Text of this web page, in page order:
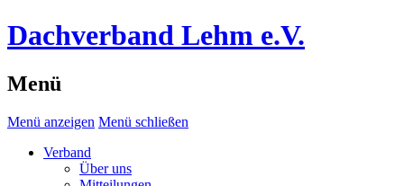
Dachverband Lehm e.V.
Menü
Menü anzeigen Menü schließen
Verband
Über uns